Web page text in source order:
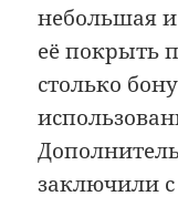
небольшая
её покрыть
столько
заключили